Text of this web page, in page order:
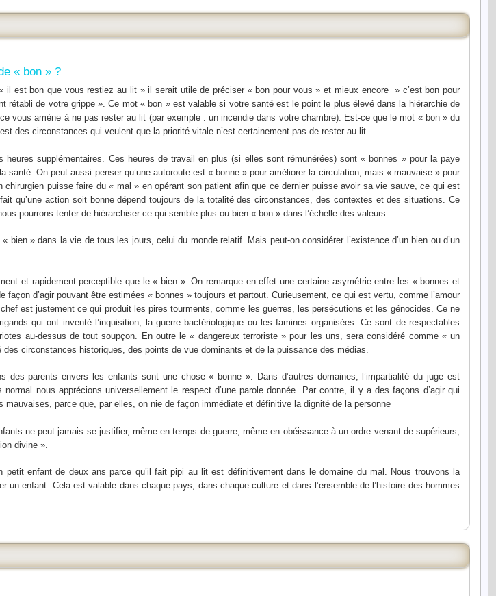
« bon » ?
il est bon que vous restiez au lit » il serait utile de préciser « bon pour vous » et mieux encore » c’est bon pour
rétabli de votre grippe ». Ce mot « bon » est valable si votre santé est le point le plus élevé dans la hiérarchie de
vous amène à ne pas rester au lit (par exemple : un incendie dans votre chambre). Est-ce que le mot « bon » du
des circonstances qui veulent que la priorité vitale n’est certainement pas de rester au lit.
heures supplémentaires. Ces heures de travail en plus (si elles sont rémunérées) sont « bonnes » pour la paye
santé. On peut aussi penser qu’une autoroute est « bonne » pour améliorer la circulation, mais « mauvaise » pour
chirurgien puisse faire du « mal » en opérant son patient afin que ce dernier puisse avoir sa vie sauve, ce qui est
qu’une action soit bonne dépend toujours de la totalité des circonstances, des contextes et des situations. Ce
pourrons tenter de hiérarchiser ce qui semble plus ou bien « bon » dans l’échelle des valeurs.
bien » dans la vie de tous les jours, celui du monde relatif. Mais peut-on considérer l’existence d’un bien ou d’un
et rapidement perceptible que le « bien ». On remarque en effet une certaine asymétrie entre les « bonnes et
façon d’agir pouvant être estimées « bonnes » toujours et partout. Curieusement, ce qui est vertu, comme l’amour
est justement ce qui produit les pires tourments, comme les guerres, les persécutions et les génocides. Ce ne
qui ont inventé l’inquisition, la guerre bactériologique ou les famines organisées. Ce sont de respectables
au-dessus de tout soupçon. En outre le « dangereux terroriste » pour les uns, sera considéré comme « un
circonstances historiques, des points de vue dominants et de la puissance des médias.
des parents envers les enfants sont une chose « bonne ». Dans d’autres domaines, l’impartialité du juge est
nous apprécions universellement le respect d’une parole donnée. Par contre, il y a des façons d’agir qui
parce que, par elles, on nie de façon immédiate et définitive la dignité de la personne
ne peut jamais se justifier, même en temps de guerre, même en obéissance à un ordre venant de supérieurs,
divine ».
petit enfant de deux ans parce qu’il fait pipi au lit est définitivement dans le domaine du mal. Nous trouvons la
un enfant. Cela est valable dans chaque pays, dans chaque culture et dans l’ensemble de l’histoire des hommes